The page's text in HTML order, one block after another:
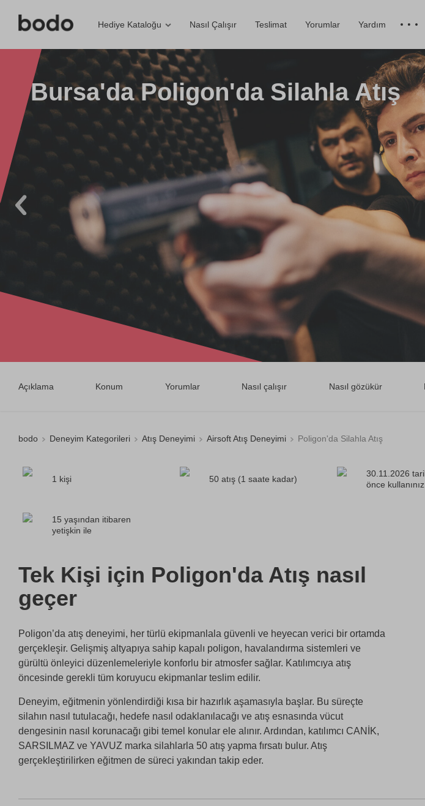
Hediye Kataloğu Nasıl Çalışır Teslimat Yorumlar Yardım
Bursa'da Poligon'da Silahla Atış
Açıklama Konum Yorumlar Nasıl çalışır Nasıl gözükür
bodo Deneyim Kategorileri Atış Deneyimi Airsoft Atış Deneyimi Poligon'da Silahla Atış
1 kişi 50 atış (1 saate kadar)
30.11.2026
önce kullanınız
15 yaşından itibaren
yetişkin ile
Tek Kişi için Poligon'da Atış nasıl
geçer
Poligon’da atış deneyimi, her türlü ekipmanlala güvenli ve heyecan verici bir ortamda
gerçekleşir. Gelişmiş altyapıya sahip kapalı poligon, havalandırma sistemleri ve
gürültü önleyici düzenlemeleriyle konforlu bir atmosfer sağlar. Katılımcıya atış
öncesinde gerekli tüm koruyucu ekipmanlar teslim edilir.
Deneyim, eğitmenin yönlendirdiği kısa bir hazırlık aşamasıyla başlar. Bu süreçte
silahın nasıl tutulacağı, hedefe nasıl odaklanılacağı ve atış esnasında vücut
dengesinin nasıl korunacağı gibi temel konular ele alınır. Ardından, katılımcı CANİK,
SARSILMAZ ve YAVUZ marka silahlarla 50 atış yapma fırsatı bulur. Atış
gerçekleştirilirken eğitmen de süreci yakından takip eder.